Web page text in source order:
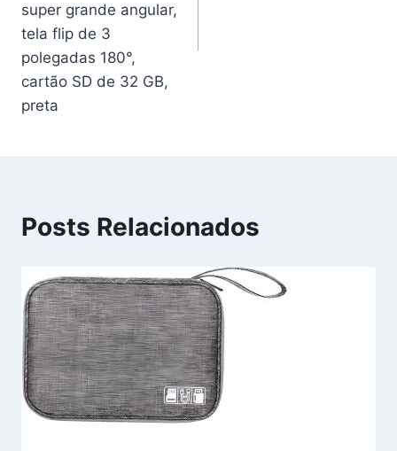
super grande angular,
tela flip de 3
polegadas 180°,
cartão SD de 32 GB,
preta
Posts Relacionados